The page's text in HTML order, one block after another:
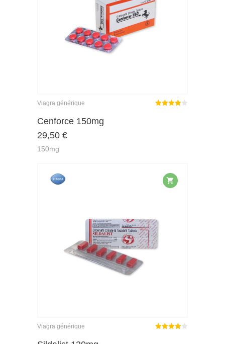
Viagra générique
Cenforce 150mg
29,50 €
150mg
Viagra générique